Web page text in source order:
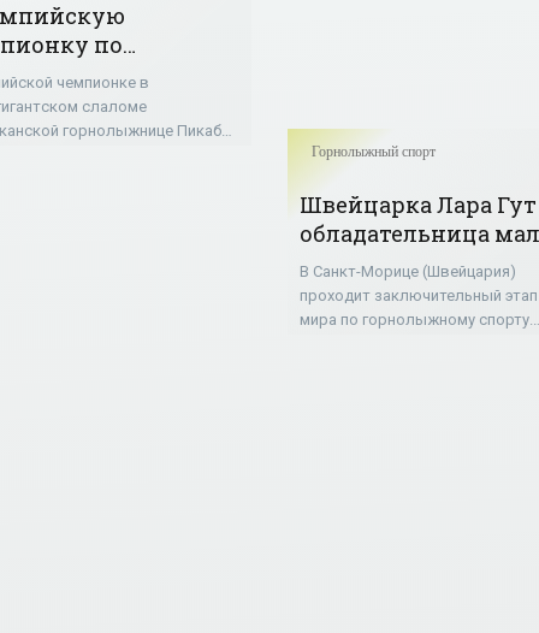
по
спорту
в избиении
- «Горнолыжный
чемпионке в
слаломе
горнолыжнице Пикабо
Горнолыжный спорт
Швейцарка Лара
обладательница
Кубка мира в
супергиганте -
«Горнолыжный
В Санкт-Морице (Швейцария)
проходит заключительный этап
мира по горнолыжному спорту.